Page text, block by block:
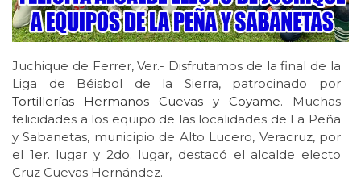
Juchique de Ferrer, Ver.- Disfrutamos de la final de la
Liga de Béisbol de la Sierra, patrocinado por
Tortillerías Hermanos Cuevas y Coyame. Muchas
felicidades a los equipo de las localidades de La Peña
y Sabanetas, municipio de Alto Lucero, Veracruz, por
el 1er. lugar y 2do. lugar, destacó el alcalde electo
Cruz Cuevas Hernández.